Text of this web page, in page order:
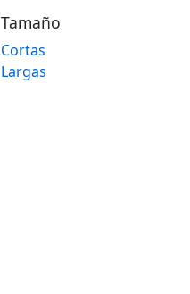
Tamaño
Cortas
Largas